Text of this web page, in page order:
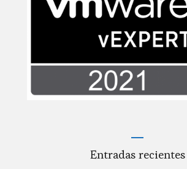
Entradas recientes